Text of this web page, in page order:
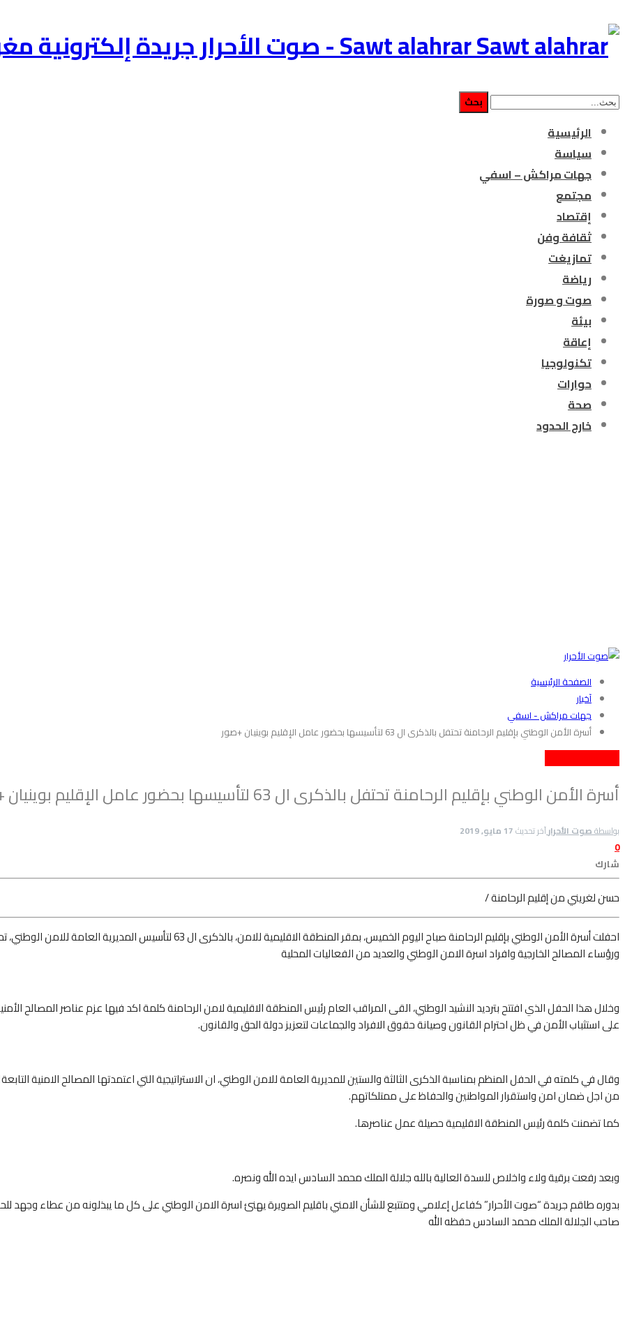
Sawt alahrar - صوت الأحرار جريدة إلكترونية مغربية مستقلة
الرئيسية
سياسة
جهات مراكش – اسفي
مجتمع
إقتصاد
ثقافة وفن
تمازيغت
رياضة
صوت و صورة
بيئة
إعاقة
تكنولوجيا
حوارات
صحة
خارج الحدود
الصفحة الرئيسية
آخبار
جهات مراكش - اسفي
أسرة الأمن الوطني بإقليم الرحامنة تحتفل بالذكرى ال 63 لتأسيسها بحضور عامل الإقليم بوينيان +صور
أسرة الأمن الوطني بإقليم الرحامنة تحتفل بالذكرى ال 63 لتأسيسها بحضور عامل الإقليم بوينيان +صور
بواسطةصوت الأحرارآخر تحديث17 مايو, 2019
0
شارك
حسن لغريني من إقليم الرحامنة /
احفلت أسرة الأمن الوطني بإقليم الرحامنة صباح اليوم الخميس، بمقر المنطقة
الاقليمية للامن، بالذكرى ال 63 لتأسيس المديرية
ورؤساء المصالح الخارجية وافراد اسرة الامن الوطني والعديد من الفعاليات المحلية
وخلال هذا الحفل الذي افتتح بترديد النشيد الوطني، القى المراقب العام رئيس المنطقة الاقليمية لامن الرحامنة كلمة اكد فيها عزم عناصر المصالح
على استثباب الأمن في ظل احترام القانون وصيانة حقوق الافراد والجماعات لتعزيز دولة الحق والقانون.
وقال في كلمته في الحفل المنظم بمناسبة الذكرى الثالثة والستين للمديرية العامة للامن الوطني، ان الاستراتيجية التي اعتمدتها المصالح الامنية
من اجل ضمان امن واستقرار المواطنين والحفاظ على ممتلكاتهم.
كما تضمنت كلمة رئيس المنطقة الاقليمية حصيلة عمل عناصرها.
وبعد رفعت برقية ولاء واخلاص للسدة العالية بالله جلالة الملك محمد السادس ايده الله ونصره.
بدوره طاقم جريدة “صوت الأحرار” كفاعل إعلامي ومتتبع للشأن الامني باقليم الصويرة يهنئ اسرة الامن الوطني على كل ما يبذلونه من عطاء وجهد
صاحب الجلالة الملك محمد السادس حفظه الله